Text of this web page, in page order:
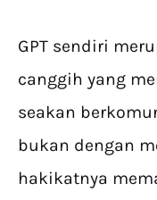
GPT sendiri
canggih yang
seakan
bukan dengan
hakikatnya